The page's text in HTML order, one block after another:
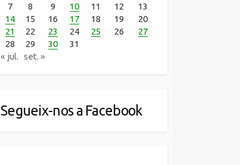
7
8 9 10 11 12
13
14
15 16 17 18 19
20
21
22 23 24 25 26
27
28
29 30
31
« jul. set. »
Segueix-nos a Facebook